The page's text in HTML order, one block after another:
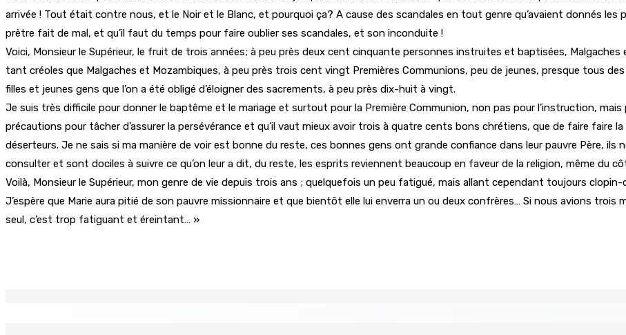
arrivée ! Tout était contre nous, et le Noir et le Blanc, et pourquoi ça? A cause des scandales en tout genre qu’avaient donnés les
prêtre fait de mal, et qu’il faut du temps pour faire oublier ses scandales, et son inconduite !
Voici, Monsieur le Supérieur, le fruit de trois années; à peu près deux cent cinquante personnes instruites et baptisées,
tant créoles que Malgaches et Mozambiques, à peu près trois cent vingt Premières Communions, peu de jeunes, presque tous
filles et jeunes gens que l’on a été obligé d’éloigner des sacrements, à peu près dix-huit à vingt.
Je suis très difficile pour donner le baptême et le mariage et surtout pour la Première Communion, non pas pour l’instruction,
précautions pour tâcher d’assurer la persévérance et qu’il vaut mieux avoir trois à quatre cents bons chrétiens, que de faire faire
déserteurs. Je ne sais si ma manière de voir est bonne du reste, ces bonnes gens ont grande confiance dans leur pauvre Père,
consulter et sont dociles à suivre ce qu’on leur a dit, du reste, les esprits reviennent beaucoup en faveur de la religion, même du
Voilà, Monsieur le Supérieur, mon genre de vie depuis trois ans ; quelquefois un peu fatigué, mais allant cependant toujours
J’espère que Marie aura pitié de son pauvre missionnaire et que bientôt elle lui enverra un ou deux confrères… Si nous avions trois
seul, c’est trop fatiguant et éreintant… »